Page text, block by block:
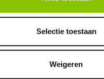
Selectie toestaan
Weigeren
bedragen